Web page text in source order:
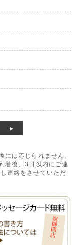
には応じられません。
着後、3日以内にご連
連絡をさせていただ